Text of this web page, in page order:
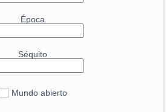
Época
Séquito
Mundo abierto
4090
5080
XTX
Ti
XT